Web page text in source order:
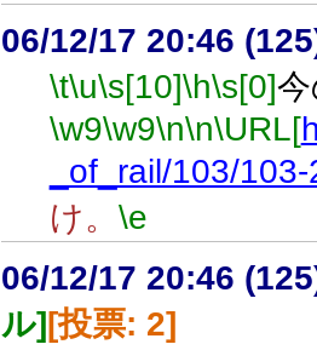
06/12/17 20:46
\t\u\s[10]\h\s[0]
\w9\w9\n\n\URL[
_of_rail/103/
け。 \e
06/12/17 20:46
ル] [投票: 2]